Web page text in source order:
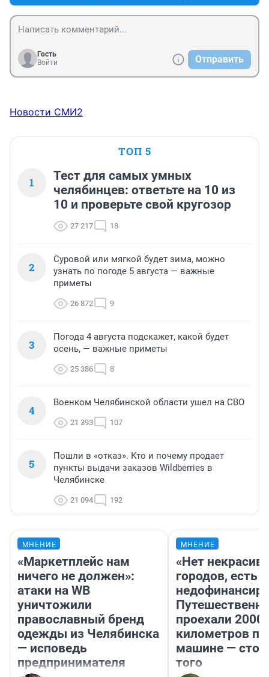
Гость
Войти
Отправить
Новости СМИ2
ТОП 5
1
Тест для самых умных
челябинцев: ответьте на 10 из
10 и проверьте свой кругозор
27 217 18
2
Суровой или мягкой будет зима, можно
узнать по погоде 5 августа — важные
приметы
26 872 9
3
Погода 4 августа подскажет, какой будет
осень, — важные приметы
25 386 8
4
Военком Челябинской области ушел на СВО
21 393 107
5
Пошли в «отказ». Кто и почему продает
пункты выдачи заказов Wildberries в
Челябинске
21 094 192
МНЕНИЕ
«Маркетплейс нам
ничего не должен»:
атаки на WB
уничтожили
православный бренд
одежды из Челябинска
— исповедь
предпринимателя
МНЕНИЕ
«Нет
городов, есть
проехали 2000
километров по
машине —
того